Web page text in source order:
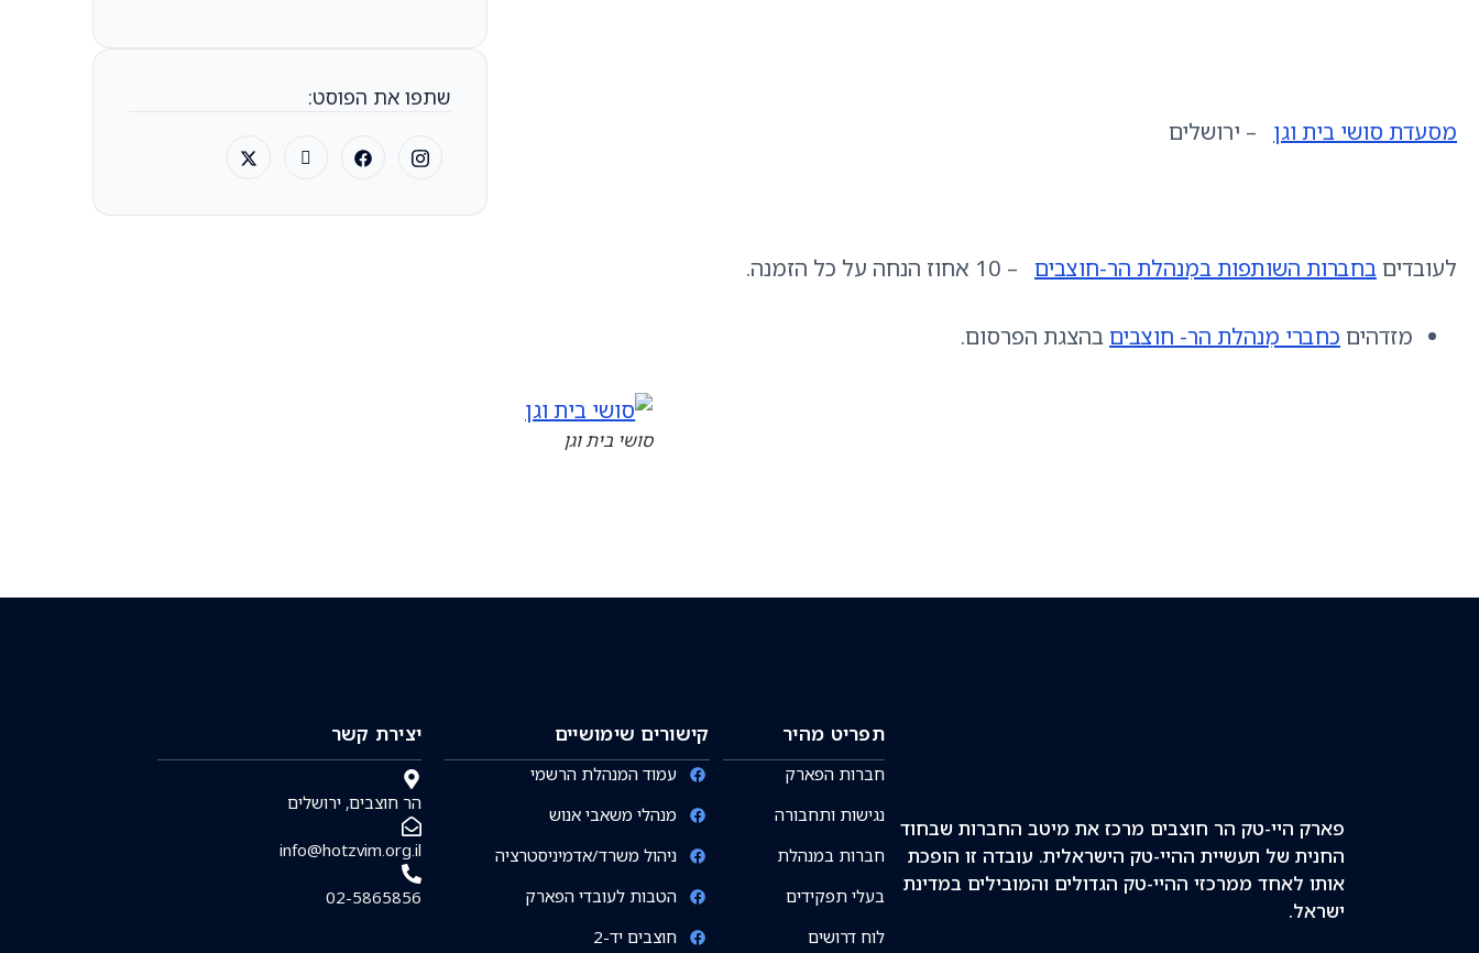
מסעדת סושי בית וגן – ירושלים
לעובדים בחברות השותפות במִנהלת הר-חוצבים – 10 אחוז הנחה על כל הזמנה.
מזדהים כחברי מִנהלת הר- חוצבים בהצגת הפרסום.
סושי בית וגן
שתפו את הפוסט:
פארק היי-טק הר חוצבים מרכז את מיטב החברות שבחוד
החנית של תעשיית ההיי-טק הישראלית. עובדה זו הופכת
אותו לאחד ממרכזי ההיי-טק הגדולים והמובילים במדינת
ישראל.
תפריט מהיר
חברות הפארק
נגישות ותחבורה
חברות במנהלת
בעלי תפקידים
לוח דרושים
קישורים שימושיים
עמוד המנהלת הרשמי
מנהלי משאבי אנוש
ניהול משרד/אדמיניסטרציה
הטבות לעובדי הפארק
חוצבים יד-2
יצירת קשר
הר חוצבים, ירושלים
info@hotzvim.org.il
02-5865856